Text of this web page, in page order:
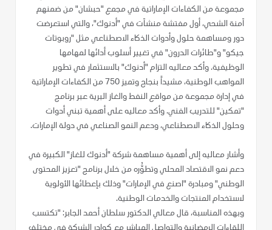
مجموعة من الكفاءات الإماراتية في مجمع "حبشان" من ضمنهم
آمنة الشحي، أول مفتشة منشآت في "أدنوك"، والتي استعرضت
دور ومساهمة حلول وأدوات الذكاء الاصطناعي مثل "روبوتات
جيكو" و"طائرات الدرون" في تغيير أسلوب أدائها لمهامها
الوظيفية. وأكد معاليه التزام "أدنوك" بالاستثمار في تطوير
المواهب الوطنية، مشيداً بنجاح وتميز 750 من الكفاءات الإماراتية
في إدارة مجموعة من مواقع النفط والغاز البرية عبر برنامج
"تمكين" للتدريب الفني. وأكد معاليه على أهمية تبني أدوات
وحلول الذكاء الاصطناعي، ودعم النمو الصناعي في دولة الإمارات.
وأشار معاليه إلى أهمية مساهمة شركة "أدنوك للغاز" الكبيرة في
دعم نمو الاقتصاد المحلي وتطوُّره من خلال برنامج "تعزيز المحتوى
الوطني" ومبادرة "اصنع في الإمارات" وذلك بإعطائها الأولوية
لاستخدام المنتجات والخدمات الوطنية.
وبهذه المناسبة، قال معالي الدكتور سلطان أحمد الجابر: "تكتسب
اللقاءات الرمضانية والتواصل المباشر مع كوادر الشركة في مختلف